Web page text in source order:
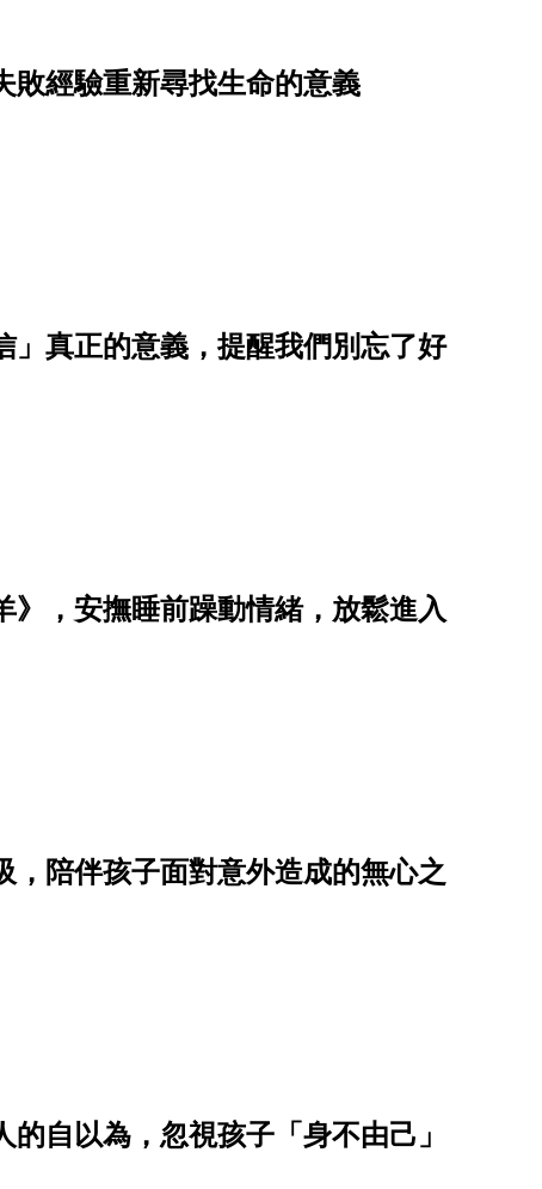
敗經驗重新尋找生命的意義
」真正的意義，提醒我們別忘了好
》，安撫睡前躁動情緒，放鬆進入
陪伴孩子面對意外造成的無心之
自以為，忽視孩子「身不由己」